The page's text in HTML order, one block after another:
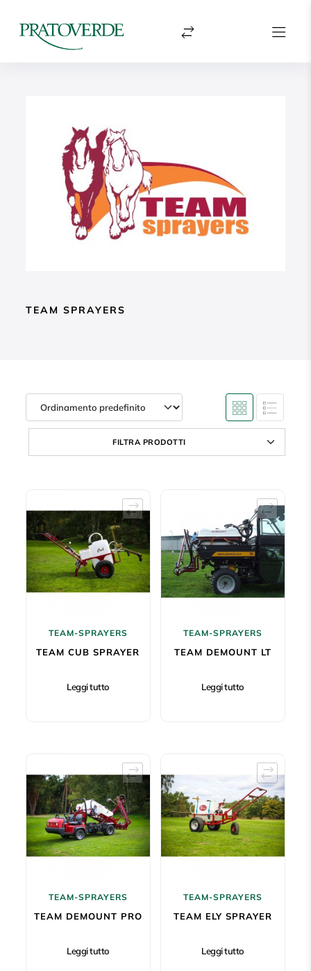
TEAM SPRAYERS
FILTRA PRODOTTI
TEAM-SPRAYERS
TEAM CUB SPRAYER
Leggi tutto
TEAM-SPRAYERS
TEAM DEMOUNT LT
Leggi tutto
TEAM-SPRAYERS
TEAM DEMOUNT PRO
Leggi tutto
TEAM-SPRAYERS
TEAM ELY SPRAYER
Leggi tutto